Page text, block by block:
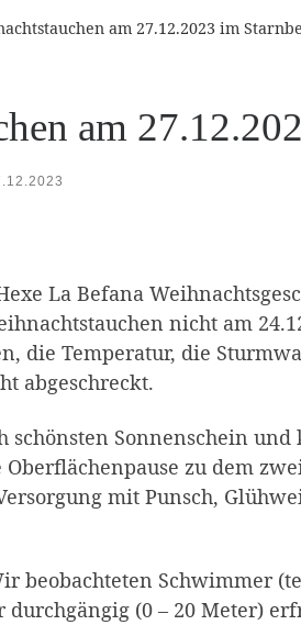
am 27.12.2023 im
am
La Befana
nicht am
die Temperatur, die
abgeschreckt.
Sonnenschein und
Oberflächenpause zu dem
mit Punsch,
beobachteten Schwimmer
durchgängig (0 – 20 Meter)